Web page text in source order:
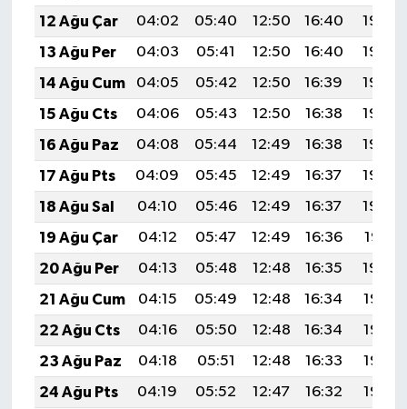
12 Ağu Çar
04:02 05:40 12:50 16:40
19:50
13 Ağu Per
04:03 05:41 12:50 16:40
19:49
14 Ağu Cum
04:05 05:42 12:50 16:39
19:48
15 Ağu Cts
04:06 05:43 12:50 16:38
19:46
16 Ağu Paz
04:08 05:44 12:49 16:38
19:45
17 Ağu Pts
04:09 05:45 12:49 16:37
19:44
18 Ağu Sal
04:10 05:46 12:49 16:37
19:42
19 Ağu Çar
04:12 05:47 12:49 16:36
19:41
20 Ağu Per
04:13 05:48 12:48 16:35
19:39
21 Ağu Cum
04:15 05:49 12:48 16:34
19:38
22 Ağu Cts
04:16 05:50 12:48 16:34
19:36
23 Ağu Paz
04:18 05:51 12:48 16:33
19:35
24 Ağu Pts
04:19 05:52 12:47 16:32
19:33